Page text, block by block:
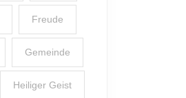
Freude
Gemeinde
Heiliger Geist